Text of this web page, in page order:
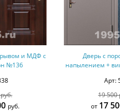
Дверь с порошковым
напылением + винилискожа №1
руб.